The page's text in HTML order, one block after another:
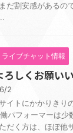
だ割安感があるの
イブチャット情報
ろしくお願い
2
イトにかかりきり
パフォーマーは少
だく方は、ほぼ他